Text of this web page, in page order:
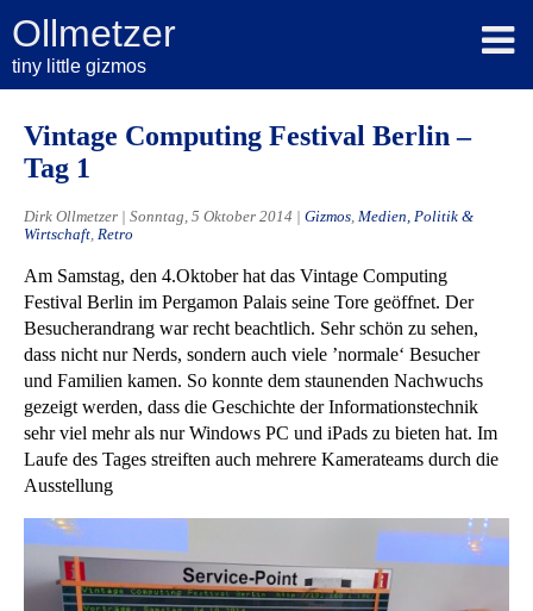
Ollmetzer
tiny little gizmos
Vintage Computing Festival Berlin –
Tag 1
Dirk Ollmetzer | Sonntag, 5 Oktober 2014 | Gizmos, Medien, Politik &
Wirtschaft, Retro
Am Samstag, den 4.Oktober hat das Vintage Computing
Festival Berlin im Pergamon Palais seine Tore geöffnet. Der
Besucherandrang war recht beachtlich. Sehr schön zu sehen,
dass nicht nur Nerds, sondern auch viele ’normale‘ Besucher
und Familien kamen. So konnte dem staunenden Nachwuchs
gezeigt werden, dass die Geschichte der Informationstechnik
sehr viel mehr als nur Windows PC und iPads zu bieten hat. Im
Laufe des Tages streiften auch mehrere Kamerateams durch die
Ausstellung